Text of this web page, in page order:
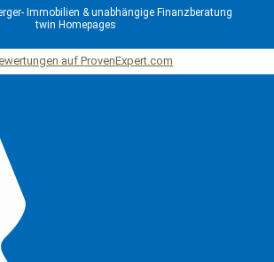
Immobilien & unabhängige Finanzberatung
twin Homepages
auf ProvenExpert.com